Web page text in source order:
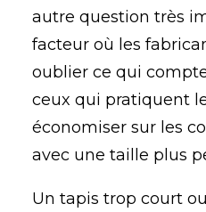
autre question très
facteur où les
oublier ce qui
ceux qui pratiquent
économiser sur les
avec une taille plus
Un tapis trop court